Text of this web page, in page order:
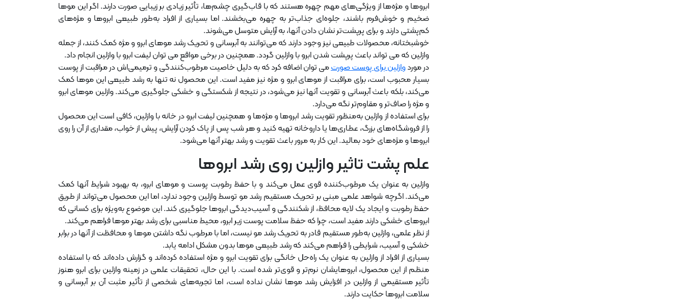
ابروها و مژه‌ها از ویژگی‌های مهم چهره هستند که با قاب‌گیری چشم‌ها، تأثیر زیادی بر زیبایی صورت دارند. اگر این موها
ضخیم و خوش‌فرم باشند، جلوه‌ای جذاب‌تر به چهره می‌بخشند. اما بسیاری از افراد به‌طور طبیعی ابروها و مژه‌های
کم‌پشتی دارند و برای پرپشت‌تر نشان دادن آنها، به آرایش متوسل می‌شوند.
خوشبختانه، محصولات طبیعی نیز وجود دارند که می‌توانند به آبرسانی و تحریک رشد موهای ابرو و مژه کمک کنند، از جمله
وازلین که می تواند باعث پرپشت شدن ابرو با وازلین گردد. همچنین در برخی مواقع می توان لیفت ابرو با وازلین انجام داد.
در موردوازلین برای پوست صورتمی توان اضافه کرد که به دلیل خاصیت مرطوب‌کنندگی و ترمیمی‌اش در مراقبت از پوست
بسیار محبوب است، برای مراقبت از موهای ابرو و مژه نیز مفید است. این محصول نه تنها به رشد طبیعی این موها کمک
می‌کند، بلکه باعث آبرسانی و تقویت آنها نیز می‌شود، در نتیجه از شکستگی و خشکی جلوگیری می‌کند. وازلین موهای ابرو
و مژه را صاف‌تر و مقاوم‌تر نگه می‌دارد.
برای استفاده از وازلین به‌منظور تقویت رشد ابروها و مژه‌ها و همچنین لیفت ابرو در خانه با وازلین، کافی است این محصول
را از فروشگاه‌های بزرگ، عطاری‌ها یا داروخانه تهیه کنید و هر شب پس از پاک کردن آرایش، پیش از خواب، مقداری از آن را روی
ابروها و مژه‌های خود بمالید. این کار به مرور باعث تقویت و رشد بهتر آنها می‌شود.
علم پشت تاثیر وازلین روی رشد ابروها
وازلین به عنوان یک مرطوب‌کننده قوی عمل می‌کند و با حفظ رطوبت پوست و موهای ابرو، به بهبود شرایط آنها کمک
می‌کند. اگرچه شواهد علمی مبنی بر تحریک مستقیم رشد مو توسط وازلین وجود ندارد، اما این محصول می‌تواند از طریق
حفظ رطوبت و ایجاد یک لایه محافظ، از شکنندگی و آسیب‌دیدگی ابروها جلوگیری کند. این موضوع به‌ویژه برای کسانی که
ابروهای خشکی دارند مفید است، چرا که حفظ سلامت پوست زیر ابرو، محیط مناسبی برای رشد بهتر موها فراهم می‌کند.
از نظر علمی، وازلین به‌طور مستقیم قادر به تحریک رشد مو نیست، اما با مرطوب نگه داشتن موها و محافظت از آنها در برابر
خشکی و آسیب، شرایطی را فراهم می‌کند که رشد طبیعی موها بدون مشکل ادامه یابد.
بسیاری از افراد از وازلین به عنوان یک راه‌حل خانگی برای تقویت ابرو و مژه استفاده کرده‌اند و گزارش داده‌اند که با استفاده
منظم از این محصول، ابروهایشان نرم‌تر و قوی‌تر شده است. با این حال، تحقیقات علمی در زمینه وازلین برای ابرو هنوز
تأثیر مستقیمی از وازلین در افزایش رشد موها نشان نداده است، اما تجربه‌های شخصی از تأثیر مثبت آن بر آبرسانی و
سلامت ابروها حکایت دارند.